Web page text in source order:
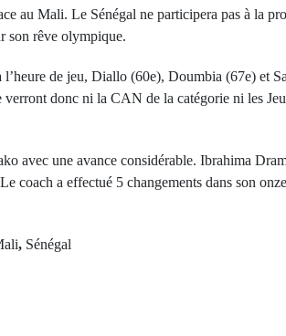
au Mali. Le Sénégal ne participera pas à la
son rêve olympique.
de jeu, Diallo (60e), Doumbia (67e) et
donc ni la CAN de la catégorie ni les
avec une avance considérable. Ibrahima
coach a effectué 5 changements dans son
, Sénégal